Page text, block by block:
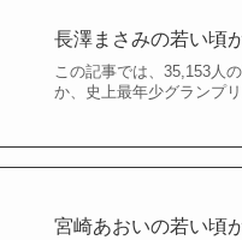
長澤まさみの若い頃
この記事では、35,153人
か、史上最年少グランプ
宮崎あおいの若い頃